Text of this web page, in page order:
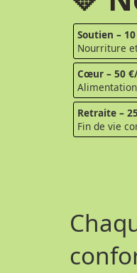
Soutien –
Nourriture
Cœur – 50
Retraite –
Fin de vie